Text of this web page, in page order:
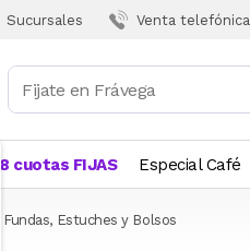
Sucursales Venta telefónica
18 cuotas FIJAS Especial Café
Fundas, Estuches y Bolsos